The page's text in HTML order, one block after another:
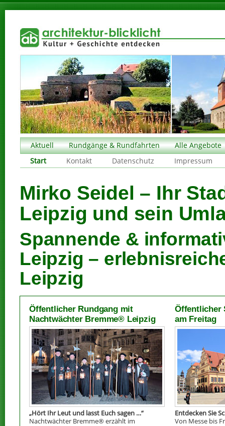
Aktuell Rundgänge & Rundfahrten
Alle Angebote
Start
Kontakt Datenschutz Impressum
Mirko Seidel – Ihr
Leipzig und sein
Spannende &
Leipzig –
Leipzig
Öffentlicher Rundgang mit
Nachtwächter Bremme® Leipzig
„Hört Ihr Leut und lasst Euch sagen …“
Nachtwächter Bremme® erzählt im
Öffentlicher
am Freitag
Entdecken Sie
Von Messe bis